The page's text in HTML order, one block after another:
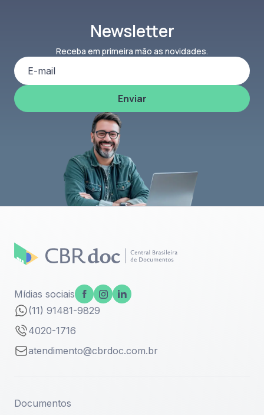
Newsletter
Receba em primeira mão as novidades.
Enviar
Mídias sociais
(11) 91481-9829
4020-1716
atendimento@cbrdoc.com.br
Documentos